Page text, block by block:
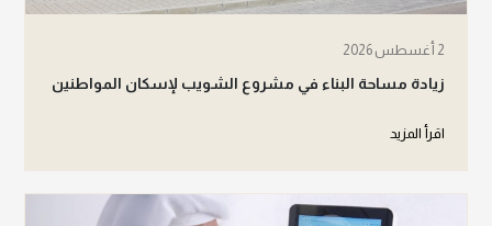
2 أغسطس 2026
زيادة مساحة البناء في مشروع الشويب لإسكان المواطنين
اقرأ المزيد